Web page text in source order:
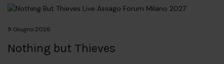
9 Giugno 2026
Nothing but Thieves